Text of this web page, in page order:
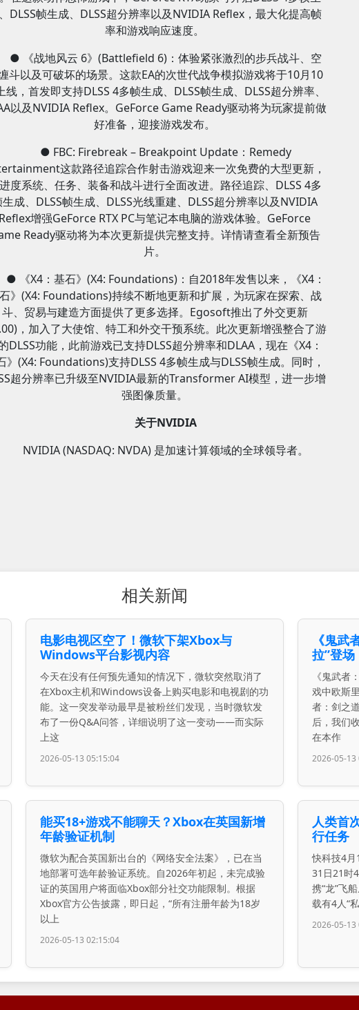
DLSS帧生成、DLSS超分辨率以及NVIDIA Reflex，最大化提高帧
率和游戏响应速度。
● 《战地风云 6》(Battlefield 6)：体验紧张激烈的步兵战斗、空
斗以及可破坏的场景。这款EA的次世代战争模拟游戏将于10月10
线，首发即支持DLSS 4多帧生成、DLSS帧生成、DLSS超分辨率、
以及NVIDIA Reflex。GeForce Game Ready驱动将为玩家提前做
好准备，迎接游戏发布。
● FBC: Firebreak – Breakpoint Update：Remedy
这款路径追踪合作射击游戏迎来一次免费的大型更新，
度系统、任务、装备和战斗进行全面改进。路径追踪、DLSS 4多
成、DLSS帧生成、DLSS光线重建、DLSS超分辨率以及NVIDIA
增强GeForce RTX PC与笔记本电脑的游戏体验。GeForce
Ready驱动将为本次更新提供完整支持。详情请查看全新预告
片。
● 《X4：基石》(X4: Foundations)：自2018年发售以来，《X4：
》(X4: Foundations)持续不断地更新和扩展，为玩家在探索、战
斗、贸易与建造方面提供了更多选择。Egosoft推出了外交更新
，加入了大使馆、特工和外交干预系统。此次更新增强整合了游
DLSS功能，此前游戏已支持DLSS超分辨率和DLAA，现在《X4：
》(X4: Foundations)支持DLSS 4多帧生成与DLSS帧生成。同时，
超分辨率已升级至NVIDIA最新的Transformer AI模型，进一步增
强图像质量。
关于NVIDIA
NVIDIA (NASDAQ: NVDA) 是加速计算领域的全球领导者。
相关新闻
电影电视区空了！微软下架Xbox与
Windows平台影视内容
今天在没有任何预先通知的情况下，微软突然取消了
在Xbox主机和Windows设备上购买电影和电视剧的功
能。这一突发举动最早是被粉丝们发现，当时微软发
布了一份Q&A问答，详细说明了这一变动——而实际
上这
2026-05-13 05:15:04
《鬼武
拉”登场
《鬼武者
戏中欧斯
者：剑之
后，我们
在本作
2026-05-13
能买18+游戏不能聊天？Xbox在英国新增
年龄验证机制
微软为配合英国新出台的《网络安全法案》，已在当
地部署可选年龄验证系统。自2026年初起，未完成验
证的英国用户将面临Xbox部分社交功能限制。根据
Xbox官方公告披露，即日起，“所有注册年龄为18岁
以上
2026-05-13 02:15:04
人类首
行任务
快科技4月
31日21时
携“龙”飞
载有4人“
2026-05-13